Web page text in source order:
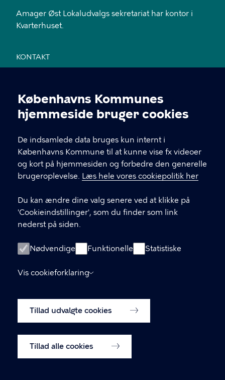
Cookieindstillinger
Københavns Kommunes
hjemmeside bruger cookies
De indsamlede data bruges kun internt i
Københavns Kommune til at kunne vise fx videoer
og kort på hjemmesiden og forbedre den generelle
brugeroplevelse. Læs hele vores cookiepolitik her
Du kan ændre dine valg senere ved at klikke på
'Cookieindstillinger', som du finder som link
nederst på siden.
Nødvendige Funktionelle Statistiske
Vis cookieforklaring
Tillad udvalgte cookies
Tillad alle cookies
Amager Øst Lokaludvalgs sekretariat har kontor i
Kvarterhuset.
KONTAKT
28 11 94 54
EAN nr. 5798009800459
LINKS
Send mail til sekretariatet
Facebook
Instagram
Medlemmernes side
Cookiepolitik
Cookiepolitik
Cookieindstillinger